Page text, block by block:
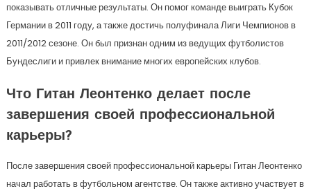
показывать отличные результаты. Он помог команде выиграть Кубок
Германии в 2011 году, а также достичь полуфинала Лиги Чемпионов в
2011/2012 сезоне. Он был признан одним из ведущих футболистов
Бундеслиги и привлек внимание многих европейских клубов.
Что Гитан Леонтенко делает после
завершения своей профессиональной
карьеры?
После завершения своей профессиональной карьеры Гитан Леонтенко
начал работать в футбольном агентстве. Он также активно участвует в